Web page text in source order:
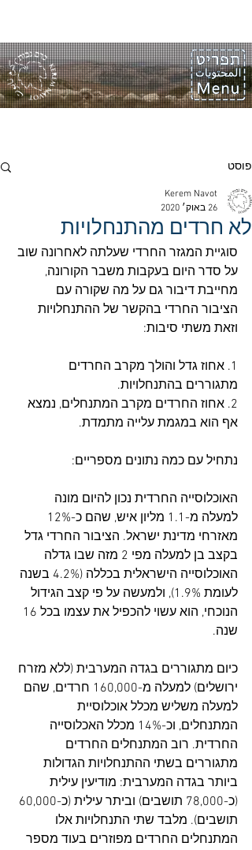
פוסט
לא חרדים מהתנחלויות
Kerem Navot
26 באוק׳ 2020
סוגיית המגזר החרדי שעלתה לאחרונה שוב
על סדר היום בעקבות משבר הקורונה,
מחייבת דיבור גם על מה שקורה עם
הציבור החרדי בהקשר של ההתנחלויות
וזאת משתי סיבות:
1. אחוז גדל והולך מקרב החרדים
מתגוררים בהתנחלויות.
2. אחוז החרדים מקרב המתנחלים, נמצא
אף הוא במגמת עלייה מתמדת.
נתחיל עם כמה נתונים מספריים:
האוכלוסייה החרדית נכון להיום מונה
מאזרחי מדינת ישראל. הציבור החרדי גדל
בקצב בן למעלה מפי 2 מזה שבו גדלה
האוכלוסייה הישראלית בכללה (4.2% בשנה
לעומת 1.9%), ולמעשה על פי קצב הגידול
שנה.
כיום מתגוררים בגדה המערבית (ללא מזרח
ירושלים) למעלה מ-160,000 חרדים, שהם
למעלה משליש מכלל אוכלוסיית
המתנחלים, וכ-14% מכלל האכלוסייה
החרדית. רוב המתנחלים החרדים
מתגוררים בשתי ההתנחלויות הגדולות
ביותר בגדה המערבית: מודיעין עילית
תושבים). מלבד שתי התנחלויות אלו
המתנחלים החרדים מפוזרים בעוד מספר